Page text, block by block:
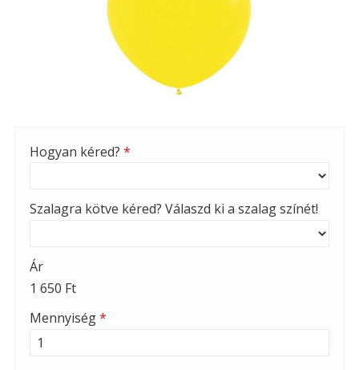
Hogyan kéred? *
Szalagra kötve kéred? Válaszd ki a szalag színét!
Ár
1 650 Ft
Mennyiség*